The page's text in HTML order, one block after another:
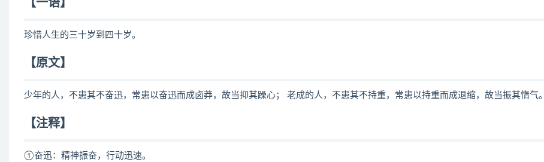
【一语】
珍惜人生的三十岁到四十岁。
【原文】
少年的人，不患其不奋迅，常患以奋迅而成卤莽，故当抑其躁心； 老成的人，不患其不持重，常患以持重而成退缩，故当振其惰气。
【注释】
①奋迅：精神振奋，行动迅速。